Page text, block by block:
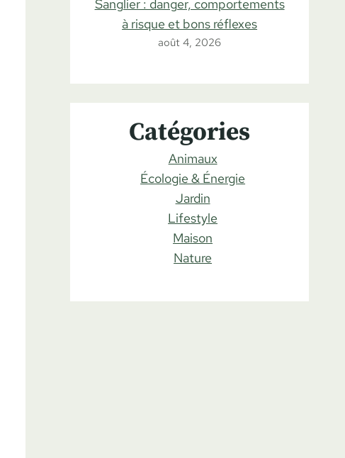
Sanglier : danger, comportements
à risque et bons réflexes
août 4, 2026
Catégories
Animaux
Écologie & Énergie
Jardin
Lifestyle
Maison
Nature